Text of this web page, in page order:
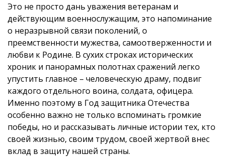
Это не просто дань уважения ветеранам и
действующим военнослужащим, это напоминание
о неразрывной связи поколений, о
преемственности мужества, самоотверженности и
любви к Родине. В сухих строках исторических
хроник и панорамных полотнах сражений легко
упустить главное – человеческую драму, подвиг
каждого отдельного воина, солдата, офицера.
Именно поэтому в Год защитника Отечества
особенно важно не только вспоминать громкие
победы, но и рассказывать личные истории тех, кто
своей жизнью, своим трудом, своей жертвой внес
вклад в защиту нашей страны.